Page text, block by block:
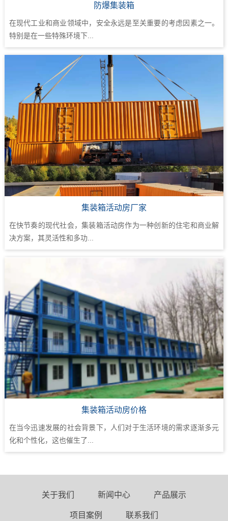
防爆集装箱
在现代工业和商业领域中，安全永远是至关重要的考虑因素之一。
特别是在一些特殊环境下...
集装箱活动房厂家
在快节奏的现代社会，集装箱活动房作为一种创新的住宅和商业解
决方案，其灵活性和多功...
集装箱活动房价格
在当今迅速发展的社会背景下，人们对于生活环境的需求逐渐多元
化和个性化，这也催生了...
关于我们 新闻中心 产品展示
项目案例 联系我们